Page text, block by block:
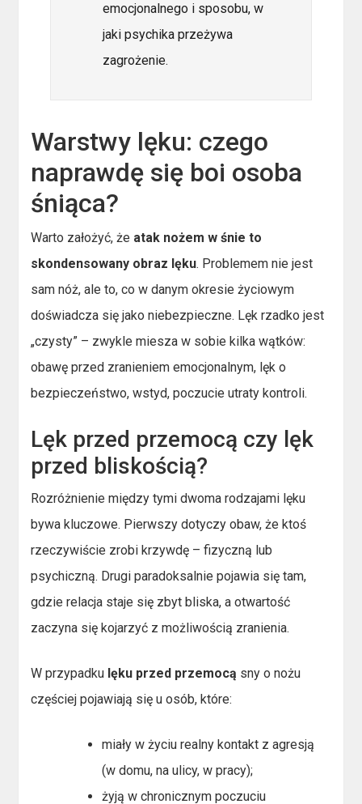
emocjonalnego i sposobu, w
jaki psychika przeżywa
zagrożenie.
Warstwy lęku: czego
naprawdę się boi osoba
śniąca?
Warto założyć, że atak nożem w śnie to
skondensowany obraz lęku. Problemem nie jest
sam nóż, ale to, co w danym okresie życiowym
doświadcza się jako niebezpieczne. Lęk rzadko jest
„czysty” – zwykle miesza w sobie kilka wątków:
obawę przed zranieniem emocjonalnym, lęk o
bezpieczeństwo, wstyd, poczucie utraty kontroli.
Lęk przed przemocą czy lęk
przed bliskością?
Rozróżnienie między tymi dwoma rodzajami lęku
bywa kluczowe. Pierwszy dotyczy obaw, że ktoś
rzeczywiście zrobi krzywdę – fizyczną lub
psychiczną. Drugi paradoksalnie pojawia się tam,
gdzie relacja staje się zbyt bliska, a otwartość
zaczyna się kojarzyć z możliwością zranienia.
W przypadku lęku przed przemocą sny o nożu
częściej pojawiają się u osób, które:
miały w życiu realny kontakt z agresją
(w domu, na ulicy, w pracy);
żyją w chronicznym poczuciu